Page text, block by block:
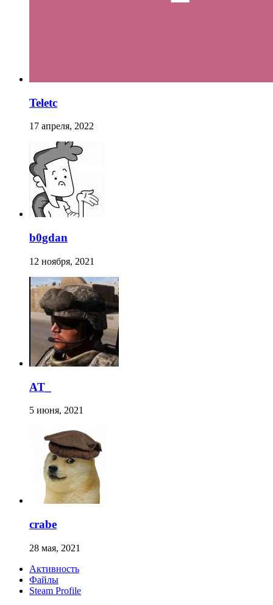
Teletc
17 апреля, 2022
b0gdan
12 ноября, 2021
AT_
5 июня, 2021
crabe
28 мая, 2021
Активность
Файлы
Steam Profile